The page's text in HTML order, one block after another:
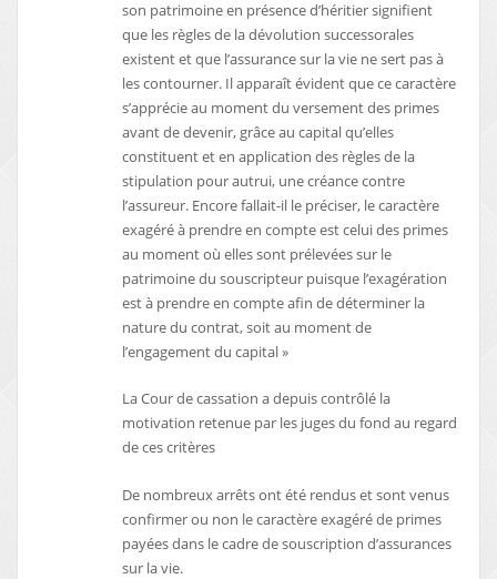
son patrimoine en présence d’héritier signifient
que les règles de la dévolution successorales
existent et que l’assurance sur la vie ne sert pas à
les contourner. Il apparaît évident que ce caractère
s’apprécie au moment du versement des primes
avant de devenir, grâce au capital qu’elles
constituent et en application des règles de la
stipulation pour autrui, une créance contre
l’assureur. Encore fallait-il le préciser, le caractère
exagéré à prendre en compte est celui des primes
au moment où elles sont prélevées sur le
patrimoine du souscripteur puisque l’exagération
est à prendre en compte afin de déterminer la
nature du contrat, soit au moment de
l’engagement du capital »
La Cour de cassation a depuis contrôlé la
motivation retenue par les juges du fond au regard
de ces critères
De nombreux arrêts ont été rendus et sont venus
confirmer ou non le caractère exagéré de primes
payées dans le cadre de souscription d’assurances
sur la vie.